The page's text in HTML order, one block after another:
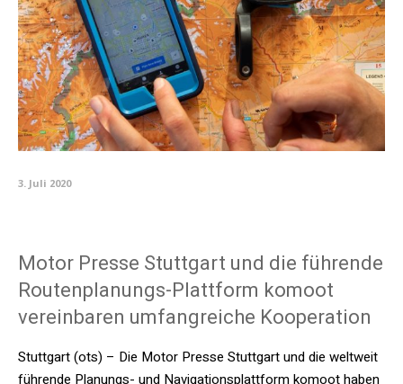
3. Juli 2020
Motor Presse Stuttgart und die führende
Routenplanungs-Plattform komoot
vereinbaren umfangreiche Kooperation
Stuttgart (ots) – Die Motor Presse Stuttgart und die weltweit
führende Planungs- und Navigationsplattform komoot haben